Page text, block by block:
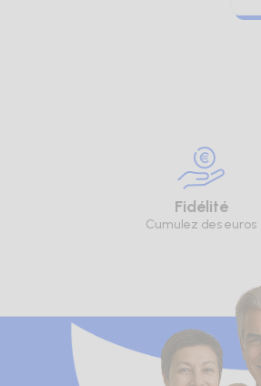
Fidélité
Cumulez des euros